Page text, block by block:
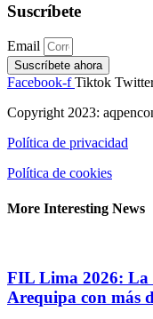
Suscríbete
Email
Suscríbete ahora
Facebook-f Tiktok
Copyright 2023:
Política de privacidad
Política de cookies
More Interesting News
FIL Lima 2026: La
Arequipa con más